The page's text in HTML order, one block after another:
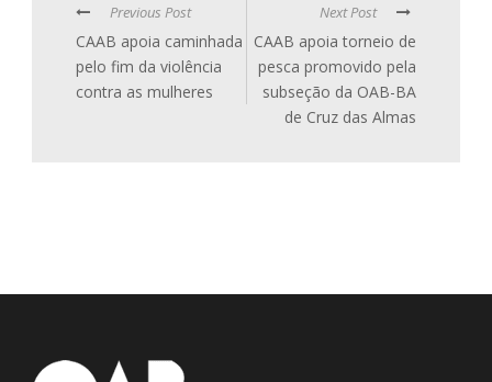
Previous Post
CAAB apoia caminhada
pelo fim da violência
contra as mulheres
Next Post
CAAB apoia torneio de
pesca promovido pela
subseção da OAB-BA
de Cruz das Almas